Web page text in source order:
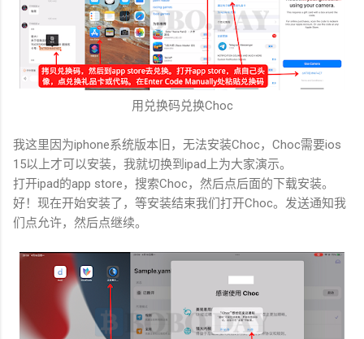
用兑换码兑换Choc
我这里因为iphone系统版本旧，无法安装Choc，Choc需要ios
15以上才可以安装，我就切换到ipad上为大家演示。
打开ipad的app store，搜索Choc，然后点后面的下载安装。
好！现在开始安装了，等安装结束我们打开Choc。发送通知我
们点允许，然后点继续。